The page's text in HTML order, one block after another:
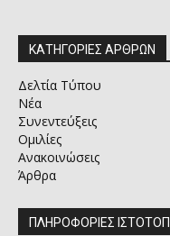
ΚΑΤΗΓΟΡΙΕΣ ΑΡΘΡΩΝ
Δελτία Τύπου
Νέα
Συνεντεύξεις
Ομιλίες
Ανακοινώσεις
Άρθρα
ΠΛΗΡΟΦΟΡΙΕΣ